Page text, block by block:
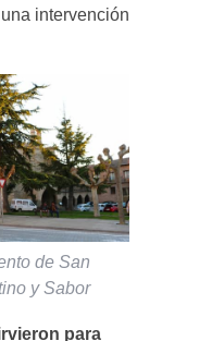
intervención
de San
y Sabor
para